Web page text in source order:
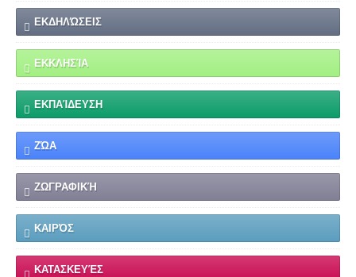
ΕΚΔΗΛΏΣΕΙΣ
ΕΚΚΛΗΣΊΑ
ΕΚΠΑΊΔΕΥΣΗ
ΖΏΑ
ΖΩΓΡΑΦΙΚΉ
ΚΑΙΡΌΣ
ΚΑΤΑΣΚΕΥΈΣ